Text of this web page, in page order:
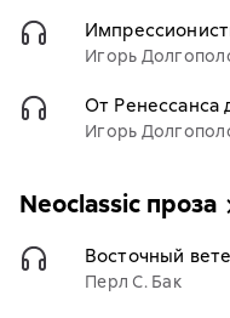
Игорь
От Ренессанса
Игорь
Neoclassic проза
Восточный
Перл С. Бак